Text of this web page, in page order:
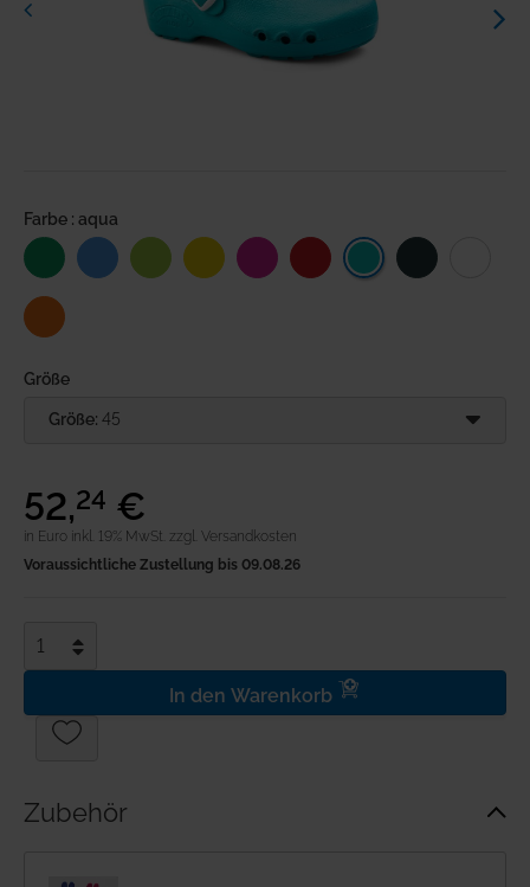
Merkliste
Warenkorb
Farbe : aqua
Größe
Größe: 45
52,24 €
in Euro inkl. 19% MwSt. zzgl. Versandkosten
Voraussichtliche Zustellung bis 09.08.26
In den Warenkorb
Zubehör